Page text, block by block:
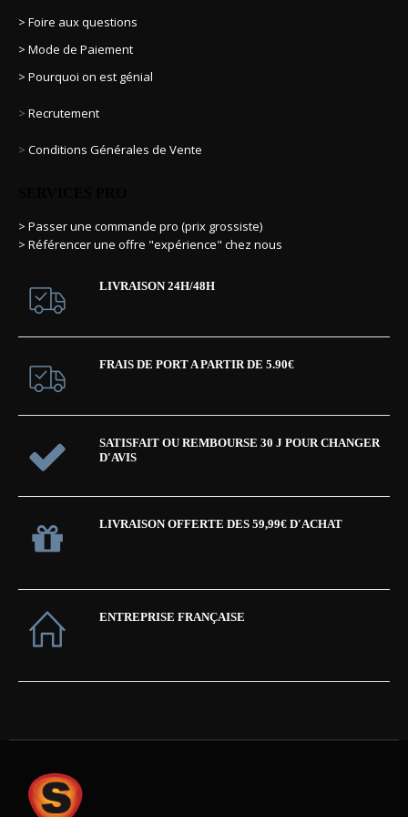
> Foire aux questions
> Mode de Paiement
> Pourquoi on est génial
> Recrutement
> Conditions Générales de Vente
> Passer une commande pro (prix grossiste)
> Référencer une offre "expérience" chez nous
LIVRAISON 24H/48H
FRAIS DE PORT A PARTIR DE 5.90€
SATISFAIT OU REMBOURSE 30 J POUR CHANGER
D'AVIS
LIVRAISON OFFERTE DES 59,99€ D'ACHAT
ENTREPRISE FRANÇAISE